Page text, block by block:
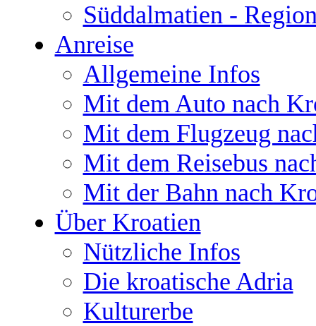
Süddalmatien -
Anreise
Allgemeine Infos
Mit dem Auto nach
Mit dem Flugzeug
Mit dem Reisebus
Mit der Bahn nach
Über Kroatien
Nützliche Infos
Die kroatische Adria
Kulturerbe